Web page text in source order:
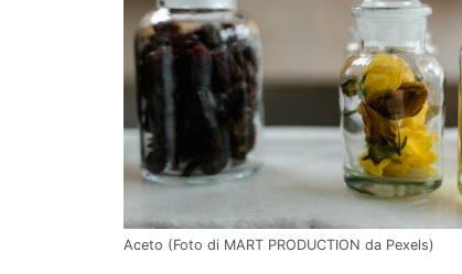
Aceto (Foto di MART PRODUCTION da Pexels)